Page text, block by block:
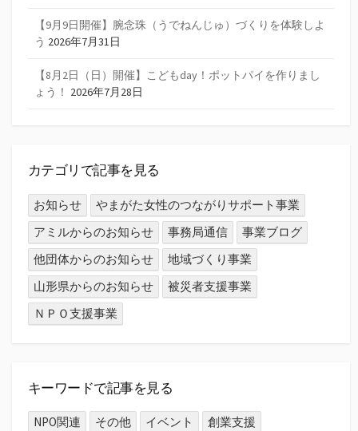
【9月9日開催】腕念珠（うでねんじゅ）づくりを体験しよ
う 2026年7月31日
【8月2日（日）開催】こどもday！ポットパイを作りまし
ょう！ 2026年7月28日
カテゴリで記事を見る
お知らせ
やまがた女性のつながりサポート事業
アミルからのお知らせ
事務局通信
事業ブログ
他団体からのお知らせ
地域づくり事業
山形県からのお知らせ
被災者支援事業
ＮＰＯ支援事業
キーワードで記事を見る
NPO関連 その他 イベント
創業支援